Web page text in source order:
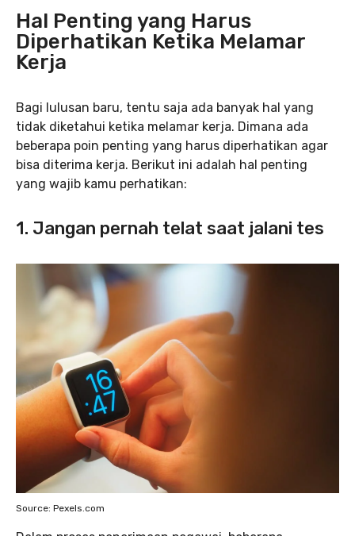
Hal Penting yang Harus
Diperhatikan Ketika Melamar
Kerja
Bagi lulusan baru, tentu saja ada banyak hal yang
tidak diketahui ketika melamar kerja. Dimana ada
beberapa poin penting yang harus diperhatikan agar
bisa diterima kerja. Berikut ini adalah hal penting
yang wajib kamu perhatikan:
1. Jangan pernah telat saat jalani tes
Source: Pexels.com